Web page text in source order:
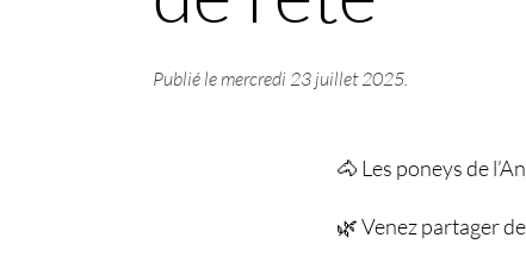
Publié le mercredi 23 juillet 2025.
🐴 Les poneys de
🌿 Venez partager